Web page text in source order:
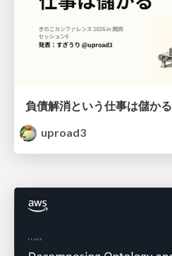
負債解消という仕事は儲かる
uproad3